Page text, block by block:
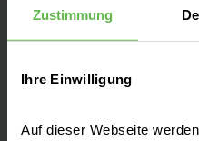
Zustimmung
Ihre Einwilligung
Auf dieser Webseite
Diplomarbeit: